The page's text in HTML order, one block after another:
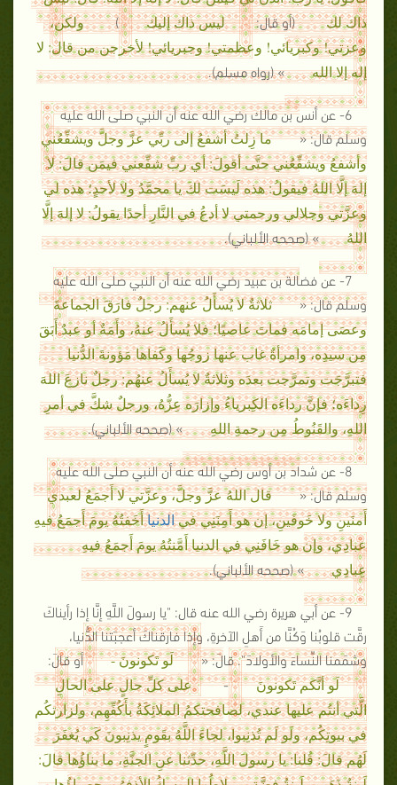
ذاك لك
(أو قال: ليس ذاك إليك )
ولكن،
وعزتي! وكبريائي! وعظمتي! وجبريائي! لأخرجن من قال: لا
إله إلا الله
» (رواه مسلم).
6- عن أنس بن مالك رضي الله عنه أن النبي صلى الله عليه
وسلم قال: «
ما زِلتُ أشفعُ إلى ربِّي عزَّ وجلَّ ويشفِّعُني
وأشفعُ ويشفِّعُني حتَّى أقولَ: أي ربِّ شفِّعني فيمَن قالَ: لا
إلهَ إلَّا اللهُ فيقولُ: هذه لَيسَت لكَ يا محمَّدُ ولا لأحدٍ؛ هذه لي
وعزَّتي وجلالي ورحمتي لا أدعُ في النَّارِ أحدًا يقولُ: لا إلهَ إلَّا
اللهُ
» (صححه الألباني).
7- عن فضالة بن عبيد رضي الله عنه أن النبي صلى الله عليه
وسلم قال: «
ثلاثةٌ لا يُسأَلُ عنهم: رجلٌ فارَقَ الجماعةَ
وعصَى إمامَه فماتَ عاصيًا؛ فلا يُسأَلُ عنهُ، وأَمَةٌ أو عبدٌ أَبَقَ
مِن سيدِه، وامرأةٌ غاب عنها زوجُها وكَفاها مَؤونةَ الدُّنيا
فتبرَّجَت وتمرَّجت بعدَه وثلاثةٌ لا يُسأَلُ عنهُم: رجلٌ نازعَ اللهَ
رِداءَه؛ فإنَّ رداءَه الكِبرياءُ وإزارَه عِزُّهُ، ورجلٌ شكَّ في أمرِ
اللهِ، والقَنُوطُ مِن رحمةِ اللهِ
» (صححه الألباني).
8- عن شداد بن أوس رضي الله عنه أن النبي صلى الله عليه
وسلم قال: «
قال اللهُ عزَّ وجلَّ، وعزَّتي لا أَجمَعُ لعبدي
أَمنَينِ ولا خَوفَينِ، إن هو أَمِنَنِي فيالدنياأَخَفتُهُ يومَ أَجمَعُ فيهِ
عبادِي، وإن هو خَافَنِي في الدنيا أَمَّنتُهُ يومَ أَجمَعُ فيهِ
عِبادِي
» (صححه الألباني).
9- عن أبي هريرة رضي الله عنه قال: "يا رسولَ اللَّهِ إنَّا إذا رأيناكَ
رقَّت قلوبُنا وَكُنَّا من أَهلِ الآخرةِ، وإذا فارقناكَ أعجبَتنا الدُّنيا،
وشمَمنا النِّساءَ والأولادَ". قالَ: «
لَو تَكونونَ - أو قالَ:
لَو أنَّكم تَكونونَ -
على كلِّ حالٍ على الحالِ
الَّتي أنتُم عليها عندي، لصافحتكمُ الملائِكَةُ بأَكُفِّهِم، ولزارتكُم
في بيوتِكُم، ولَو لَم تُذنِبوا، لجاءَ اللَّهُ بقَومٍ يذنِبونَ كَي يُغفَرَ
لَهُم قالَ: قُلنا: يا رسولَ اللَّهِ، حدِّثنا عنِ الجنَّةِ، ما بناؤُها قالَ: